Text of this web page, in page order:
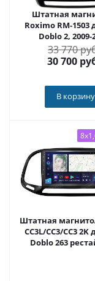
Штатная
Roximo RM-1503
Doblo 2, 2009-
33 770
30 700
В корзину
Штатная
CC3L/CC3/CC3 2K
Doblo 263